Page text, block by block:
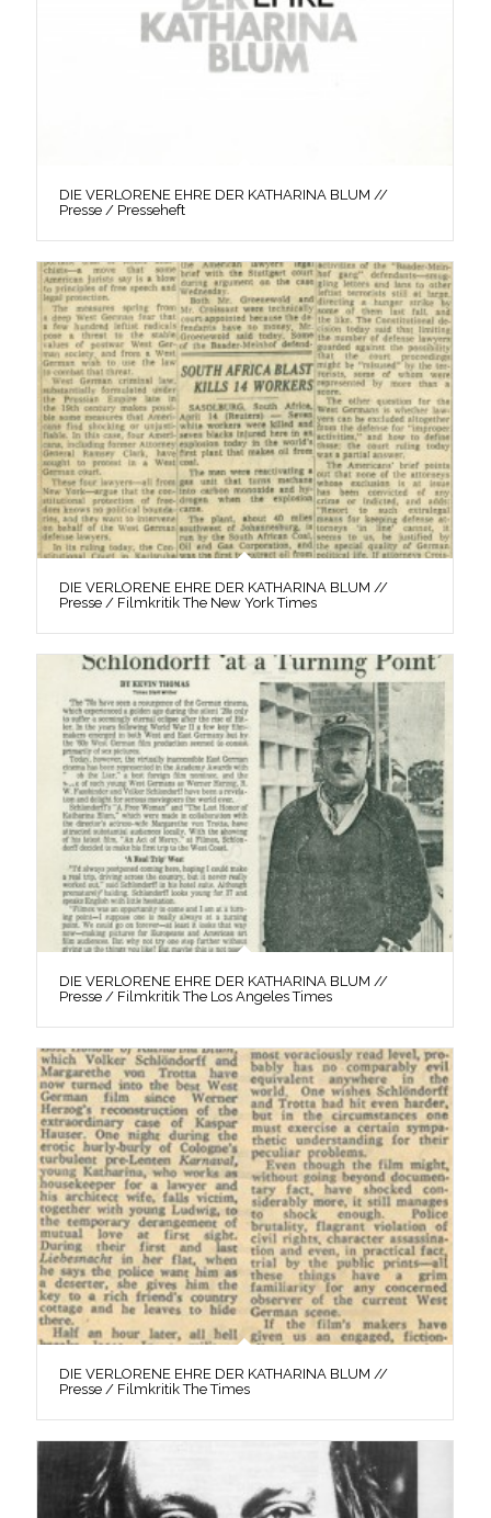
DIE VERLORENE EHRE DER KATHARINA BLUM //
Presse / Presseheft
DIE VERLORENE EHRE DER KATHARINA BLUM //
Presse / Filmkritik The New York Times
DIE VERLORENE EHRE DER KATHARINA BLUM //
Presse / Filmkritik The Los Angeles Times
DIE VERLORENE EHRE DER KATHARINA BLUM //
Presse / Filmkritik The Times